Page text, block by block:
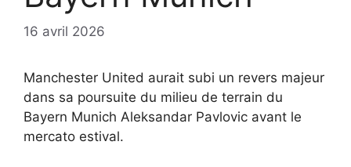
16 avril 2026
Manchester United aurait subi un revers majeur
dans sa poursuite du milieu de terrain du
Bayern Munich Aleksandar Pavlovic avant le
mercato estival.